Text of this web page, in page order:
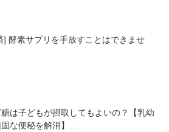
] 酵素サプリを手放すことはできませ
は子どもが摂取してもよいの？【乳幼
固な便秘を解消】…